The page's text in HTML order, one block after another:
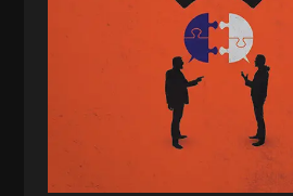
مانی لطفی زاده
ثابت
کاظمی‌نیا